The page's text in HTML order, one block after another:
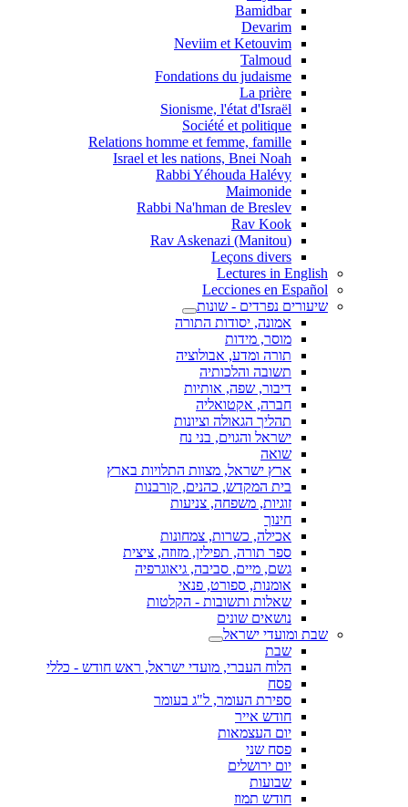
Bamidbar
Devarim
Neviim et Ketouvim
Talmoud
Fondations du judaisme
La prière
Sionisme, l'état d'Israël
Société et politique
Relations homme et femme, famille
Israel et les nations, Bnei Noah
Rabbi Yéhouda Halévy
Maimonide
Rabbi Na'hman de Breslev
Rav Kook
(Rav Askenazi (Manitou
Leçons divers
Lectures in English
Lecciones en Español
שיעורים נפרדים - שונות
אמונה, יסודות התורה
מוסר, מידות
תורה ומדע, אבולוציה
תשובה והלכותיה
דיבור, שפה, אותיות
חברה, אקטואליה
תהליך הגאולה וציונות
ישראל והגוים, בני נח
שואה
ארץ ישראל, מצוות התלויות בארץ
בית המקדש, כהנים, קורבנות
זוגיות, משפחה, צניעות
חינוך
אכילה, כשרות, צמחונות
ספר תורה, תפילין, מזוזה, ציצית
גשם, מיים, סביבה, גיאוגרפיה
אומנות, ספורט, פנאי
שאלות ותשובות - הקלטות
נושאים שונים
שבת ומועדי ישראל
שבת
הלוח העברי, מועדי ישראל, ראש חודש - כללי
פסח
ספירת העומר, ל"ג בעומר
חודש אייר
יום העצמאות
פסח שני
יום ירושלים
שבועות
חודש תמוז